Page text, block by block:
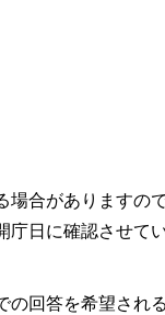
合がありますの
日に確認させて
回答を希望され